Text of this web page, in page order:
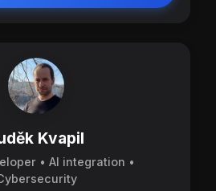
Kvapil
• AI integration •